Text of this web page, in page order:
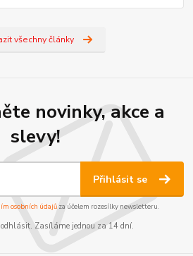
všechny články
novinky, akce a
slevy!
Přihlásit se
osobních údajůza účelem rozesílky newsletteru.
odhlásit. Zasíláme jednou za 14 dní.